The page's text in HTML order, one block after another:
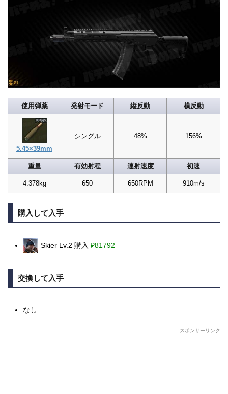
使用弾薬 発射モード 縦反動 横反動
5.45×39mm
シングル 48% 156%
重量 有効射程 連射速度 初速
4.378kg 650 650RPM 910m/s
購入して入手
Skier Lv.2 購入 ₽81792
交換して入手
なし
スポンサーリンク